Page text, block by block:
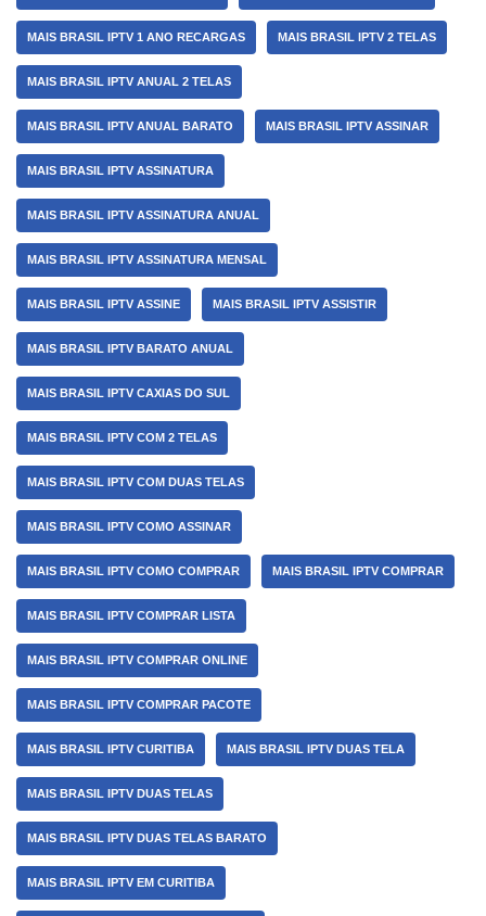
MAIS BRASIL IPTV 1 ANO RECARGAS MAIS BRASIL IPTV 2 TELAS
MAIS BRASIL IPTV ANUAL 2 TELAS
MAIS BRASIL IPTV ANUAL BARATO MAIS BRASIL IPTV ASSINAR
MAIS BRASIL IPTV ASSINATURA
MAIS BRASIL IPTV ASSINATURA ANUAL
MAIS BRASIL IPTV ASSINATURA MENSAL
MAIS BRASIL IPTV ASSINE MAIS BRASIL IPTV ASSISTIR
MAIS BRASIL IPTV BARATO ANUAL
MAIS BRASIL IPTV CAXIAS DO SUL
MAIS BRASIL IPTV COM 2 TELAS
MAIS BRASIL IPTV COM DUAS TELAS
MAIS BRASIL IPTV COMO ASSINAR
MAIS BRASIL IPTV COMO COMPRAR MAIS BRASIL IPTV COMPRAR
MAIS BRASIL IPTV COMPRAR LISTA
MAIS BRASIL IPTV COMPRAR ONLINE
MAIS BRASIL IPTV COMPRAR PACOTE
MAIS BRASIL IPTV CURITIBA MAIS BRASIL IPTV DUAS TELA
MAIS BRASIL IPTV DUAS TELAS
MAIS BRASIL IPTV DUAS TELAS BARATO
MAIS BRASIL IPTV EM CURITIBA